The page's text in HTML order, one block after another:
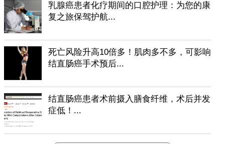
乳腺癌患者化疗期间的口腔护理：为您的康
复之旅保驾护航...
死亡风险升高10倍多！肌肉多不多，可影响
结直肠癌手术预后...
结直肠癌患者术前摄入膳食纤维，术后并发
症低！...